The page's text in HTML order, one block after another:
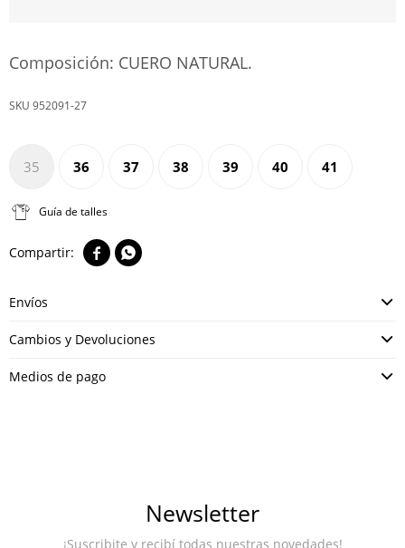
Composición: CUERO NATURAL.
952091-27
35 36 37 38 39 40 41
Guía de talles
 
Envíos
Cambios y Devoluciones
Medios de pago
Newsletter
¡Suscribite y recibí todas nuestras novedades!